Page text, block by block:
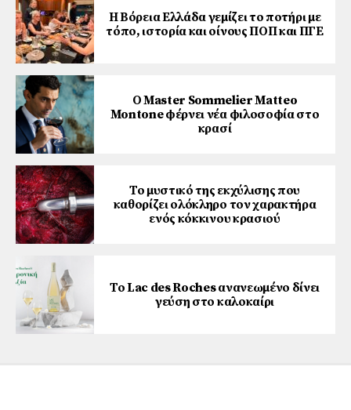
Η Βόρεια Ελλάδα γεμίζει το ποτήρι με
τόπο, ιστορία και οίνους ΠΟΠ και ΠΓΕ
Ο Master Sommelier Matteo
Montone φέρνει νέα φιλοσοφία στο
κρασί
Το μυστικό της εκχύλισης που
καθορίζει ολόκληρο τον χαρακτήρα
ενός κόκκινου κρασιού
Το Lac des Roches ανανεωμένο δίνει
γεύση στο καλοκαίρι